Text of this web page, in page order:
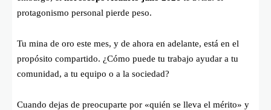
protagonismo personal pierde peso.
Tu mina de oro este mes, y de ahora en adelante, está en el
propósito compartido. ¿Cómo puede tu trabajo ayudar a tu
comunidad, a tu equipo o a la sociedad?
Cuando dejas de preocuparte por «quién se lleva el mérito» y